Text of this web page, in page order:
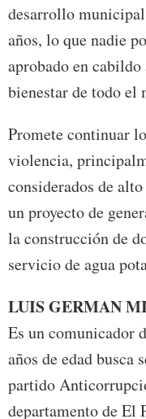
desarrollo
años, lo que nadie
aprobado en
bienestar de todo el
Promete continuar
violencia,
considerados de
un proyecto de
la construcción de
servicio de agua
LUIS GERMAN
Es un comunicador
años de edad busca
partido
departamento de El